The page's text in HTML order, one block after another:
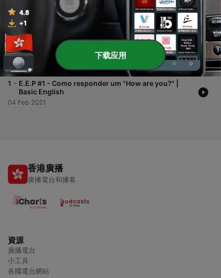
3
E.E.P #3 - Como dizer "Oi" e "Tchau" de várias
formas | Basic English
05 Feb 2021
- E.E.P #2 - The power of "Why not?" | Teacher
Stories | Intermediate English
04 Feb 2021
1 - E.E.P #1 - Como responder um "How are you?" |
Basic English
04 Feb 2021
香港廣播
廣播電台和播客
資源
廣播電台
小工具
各國電台網站
下载应用